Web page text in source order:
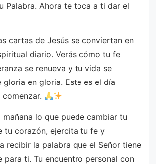
Palabra. Ahora te toca a ti dar el
cartas de Jesús se conviertan en
diario. Verás cómo tu fe
se renueva y tu vida se
gloria en gloria. Este es el día
mañana lo que puede cambiar tu
tu corazón, ejercita tu fe y
recibir la palabra que el Señor tiene
para ti. Tu encuentro personal con